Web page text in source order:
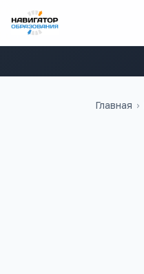
Главная ›